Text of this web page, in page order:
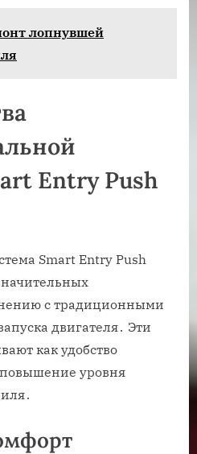
лопнувшей
Entry Push
Smart Entry Push
с традиционными
двигателя․ Эти
как удобство
уровня